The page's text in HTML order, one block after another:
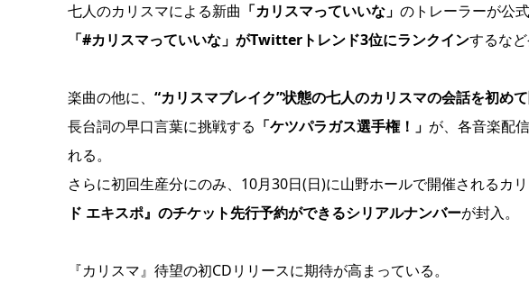
七人のカリスマによる新曲 「カリスマっていいな」 のトレーラーが公
「#カリスマっていいな」がTwitterトレンド3位にランクインするなど
楽曲の他に、 “カリスマブレイク”状態の七人のカリスマの会話を初め
長台詞の早口言葉に挑戦する 「ケツパラガス選手権！」 が、各音楽配
れる。
さらに初回生産分にのみ、10月30日(日)に山野ホールで開催されるカ
ド エキスポ』のチケット先行予約ができるシリアルナンバーが封入。
『カリスマ』待望の初CDリリースに期待が高まっている。